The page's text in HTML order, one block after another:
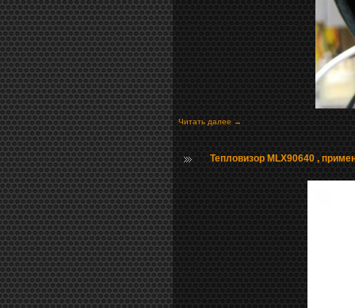
Читать далее →
Тепловизор MLX90640 ,